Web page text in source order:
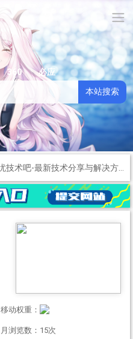
360
必应
本站搜索
移动权重：
月浏览数：15次